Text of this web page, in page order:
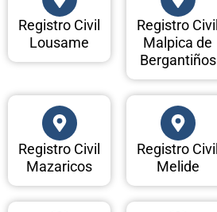
Registro Civil
Lousame
Registro Civil
Malpica de
Bergantiños
Registro Civil
Mazaricos
Registro Civil
Melide